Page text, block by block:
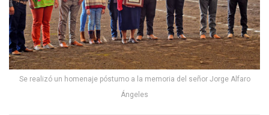
Se realizó un homenaje póstumo a la memoria del señor Jorge Alfaro
Ángeles